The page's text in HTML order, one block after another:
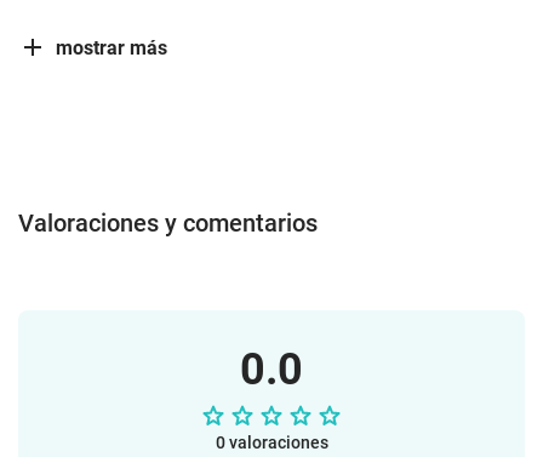
mostrar más
Valoraciones y comentarios
0.0
0 valoraciones